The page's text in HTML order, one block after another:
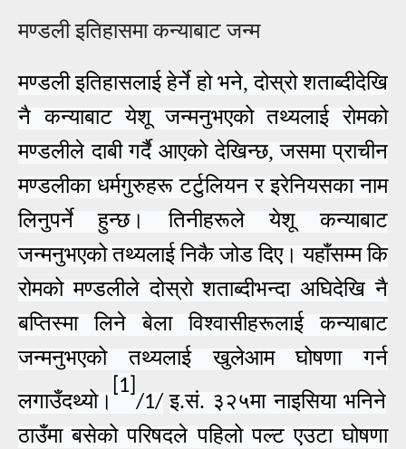
मण्डली इतिहासमा कन्याबाट जन्म
मण्डली इतिहासलाई हेर्ने हो भने, दोस्रो शताब्दीदेखि
नै कन्याबाट येशू जन्मनुभएको तथ्यलाई रोमको
मण्डलीलेदाबी गर्दैआएकोदेखिन्छ, जसमाप्राचीन
मण्डलीका धर्मगुरुहरू टर्टुलियन र इरेनियसका नाम
लिनुपर्ने हुन्छ। तिनीहरूले येशूकन्याबाट
जन्मनुभएको तथ्यलाईनिकै जोड दिए। यहाँसम्म कि
रोमको मण्डलीले दोस्रो शताब्दीभन्दा अघिदेखि नै
बप्तिस्मा लिने बेला विश्वासीहरूलाई कन्याबाट
जन्मनुभएको तथ्यलाई खुलेआम घोषणा गर्न
लगाउँदथ्यो।
[1]
/1/ इ.सं. ३२५मा नाइसिया भनिने
ठाउँमा बसेको परिषदले पहिलो पल्ट एउटा घोषणा